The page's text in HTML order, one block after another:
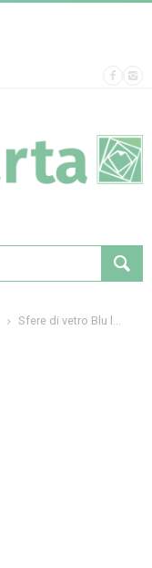
Sfere di vetro Blu l...